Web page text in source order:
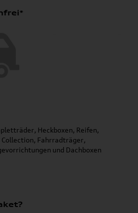
Heckboxen, Reifen,
Fahrradträger,
und Dachboxen